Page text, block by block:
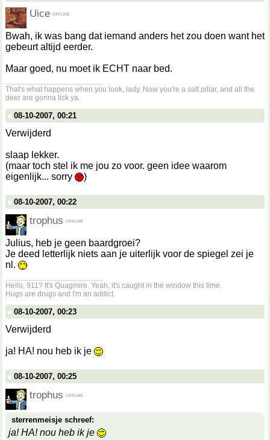
Uice
Bwah, ik was bang dat iemand anders het zou doen want het
gebeurt altijd eerder.
Maar goed, nu moet ik ECHT naar bed.
That's what happens when you look, lady. Now you're a salt pillar, and all the
deer are gonna lick ya.
08-10-2007, 00:21
Verwijderd
slaap lekker.
(maar toch stel ik me jou zo voor. geen idee waarom
eigenlijk... sorry
)
08-10-2007, 00:22
trophus
Julius, heb je geen baardgroei?
Je deed letterlijk niets aan je uiterlijk voor de spiegel zei je
nl.
Hello, 911? It's Quagmire. Yeah, it's caught in the window this time.
Hugs are drugs and I'm an addict.
08-10-2007, 00:23
Verwijderd
ja! HA! nou heb ik je
08-10-2007, 00:25
trophus
sterrenmeisje schreef:
ja! HA! nou heb ik je